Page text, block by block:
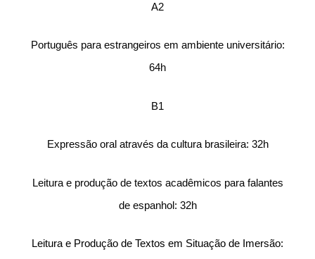
A2
Português para estrangeiros em ambiente universitário:
64h
B1
Expressão oral através da cultura brasileira: 32h
Leitura e produção de textos acadêmicos para falantes
de espanhol: 32h
Leitura e Produção de Textos em Situação de Imersão: